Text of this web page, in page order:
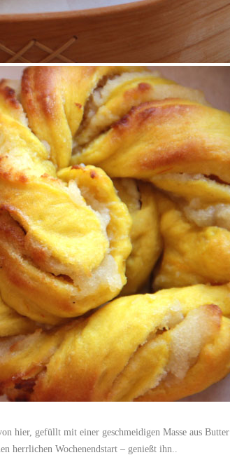
hier, gefüllt mit einer geschmeidigen Masse aus Butter
herrlichen Wochenendstart – genießt ihn..